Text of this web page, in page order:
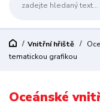
Vnitřní hřiště
tematickou grafikou
Oceánské